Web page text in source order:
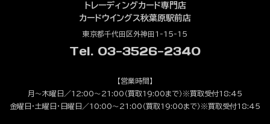
トレーディングカード専門店
カードウイングス秋葉原駅前店
東京都千代田区外神田1-15-15
Tel. 03-3526-2340
【営業時間】
月～木曜日／12:00～21:00（買取19:00まで）※買取受付18:45
金曜日・土曜日・日曜日／10:00～21:00（買取19:00まで）※買取受付18:45